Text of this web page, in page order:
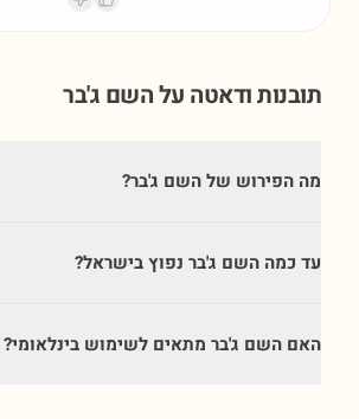
תובנות ודאטה על השם ג'בר
מה הפירוש של השם ג'בר?
עד כמה השם ג'בר נפוץ בישראל?
האם השם ג'בר מתאים לשימוש בינלאומי?